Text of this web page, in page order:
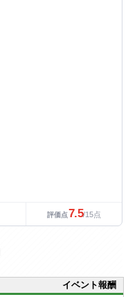
評価点7.5/15点
イベント報酬